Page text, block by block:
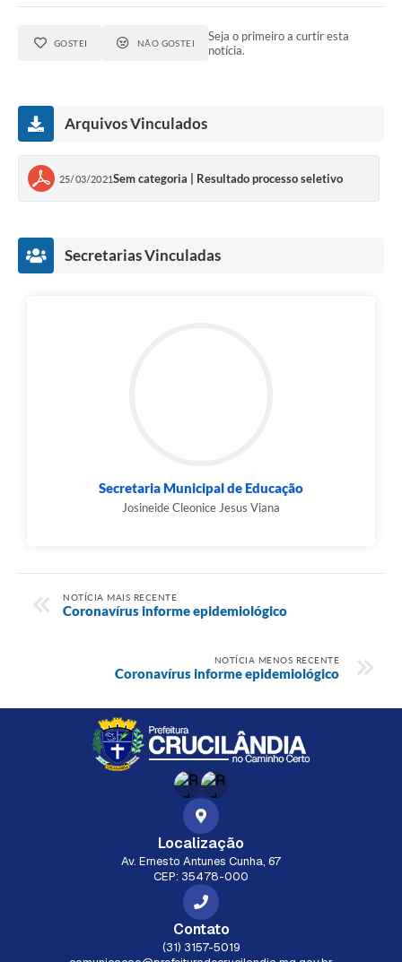
GOSTEI NÃO GOSTEI
Seja o primeiro a curtir esta
notícia.
Arquivos Vinculados
25/03/2021Sem categoria | Resultado processo seletivo
Secretarias Vinculadas
Secretaria Municipal de Educação
Josineide Cleonice Jesus Viana
NOTÍCIA MAIS RECENTE
Coronavírus informe epidemiológico
NOTÍCIA MENOS RECENTE
Coronavírus informe epidemiológico
Localização
Av. Ernesto Antunes Cunha, 67
CEP: 35478-000
Contato
(31) 3157-5019